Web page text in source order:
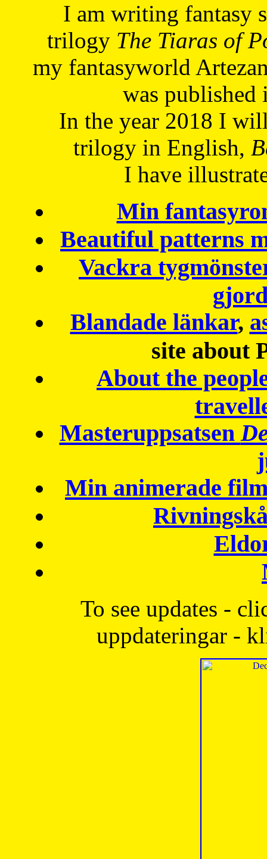
I am writing fantasy
trilogy The Tiaras of
my fantasyworld
was published
In the year 2018 I
trilogy in English,
I have
Min
Beautiful patterns
Vackra
Blandade länkar,
site about
About the
Masteruppsatsen
Min animerade
To see updates -
uppdateringar -